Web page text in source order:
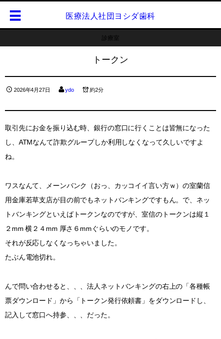
医療法人社団ヨシダ歯科
診療室
トークン
2026年4月27日 ydo 約2分
取引先にお金を振り込む時、銀行の窓口に行くことは皆無になった
し、ATMなんて詐欺グループしか利用しなくなって久しいですよ
ね。
ワスなんて、メーンバンク（おっ、カッコイイ言い方ｗ）の室蘭信
用金庫若草支店が目の前でもネットバンキングですもん。で、ネッ
トバンキングといえばトークンなのですが、室信のトークンは縦１
２mm 横２４mm 厚さ６mmぐらいのモノです。
それが反応しなくなっちゃいました。
たぶん電池切れ。
んで問い合わせると、、、法人ネットバンキングの右上の「各種帳
票ダウンロード」から「トークン発行依頼書」をダウンロードし、
記入して窓口へ持参、、、だった。